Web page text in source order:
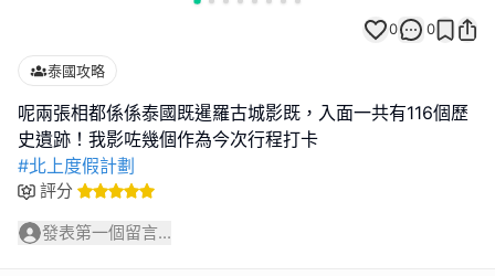
0 0
泰國攻略
呢兩張相都係係泰國既暹羅古城影既，入面一共有116個歷
#北上度假計劃
評分
發表第一個留言...